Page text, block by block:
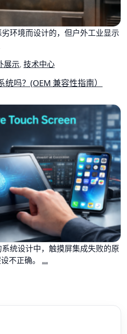
环境而设计的，但户外工业显示
展示, 技术中心
吗？(OEM 兼容性指南）
统设计中，触摸屏集成失败的原
不正确。 ...